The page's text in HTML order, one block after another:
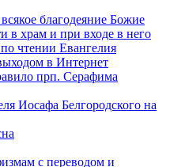
благодеяние Божие
в храм и при входе в него
чтении Евангелия
в Интернет
прп. Серафима
Иосафа Белгородского на
с переводом и